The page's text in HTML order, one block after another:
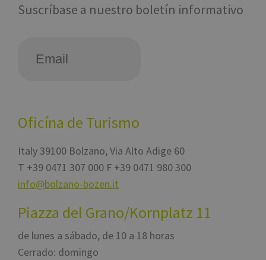
Suscríbase a nuestro boletín informativo
Oficína de Turismo
Italy39100 Bolzano, Via Alto Adige 60
T +39 0471 307 000 F +39 0471 980 300
info@bolzano-bozen.it
Piazza del Grano/Kornplatz 11
de lunes a sábado, de 10 a 18 horas
Cerrado: domingo